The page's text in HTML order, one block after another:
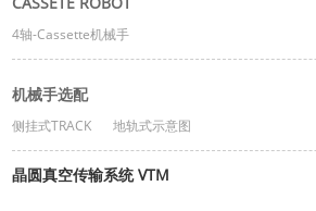
4轴-Cassette机械手
机械手选配
侧挂式TRACK 地轨式示意图
晶圆真空传输系统 VTM